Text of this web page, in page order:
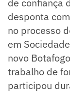
desponta
no processo
em
novo
trabalho de
participou